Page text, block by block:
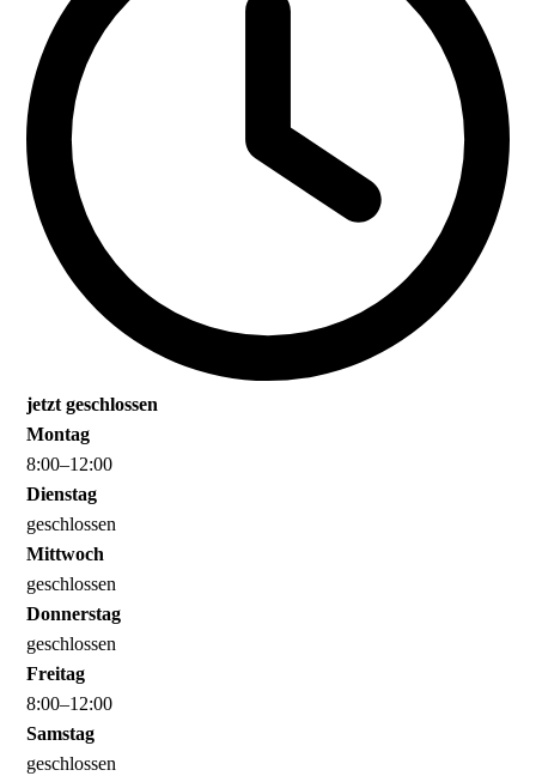
jetzt geschlossen
Montag
8:00–12:00
Dienstag
geschlossen
Mittwoch
geschlossen
Donnerstag
geschlossen
Freitag
8:00–12:00
Samstag
geschlossen